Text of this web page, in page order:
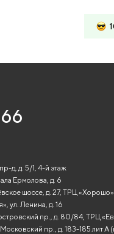
д, д. 5/1, 4-й этаж
Ермолова, д. 6
шоссе, д. 27, ТРЦ
ул. Ленина, д. 16
пр., д. 80/84, ТРЦ
пр., д. 183-185 лит А